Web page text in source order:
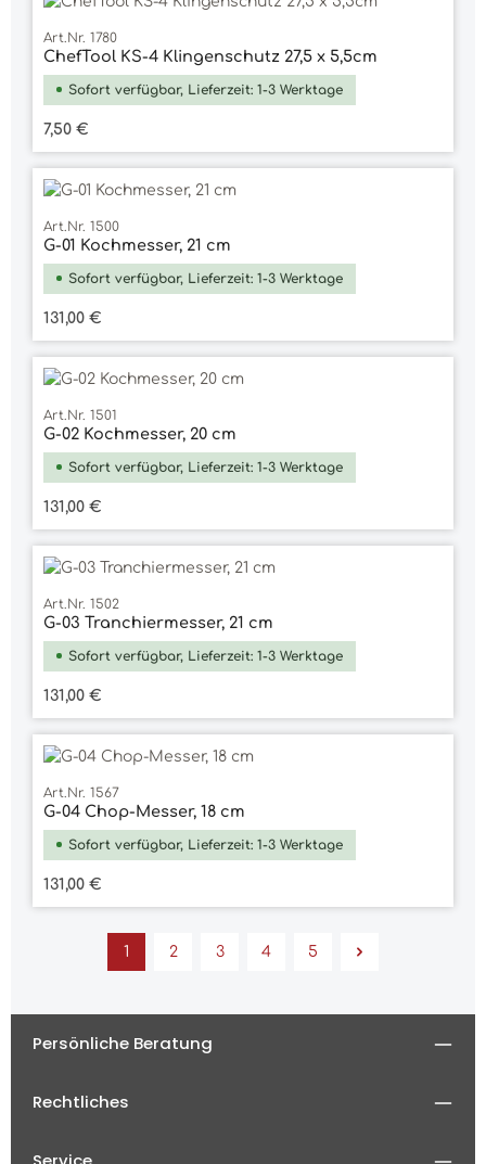
Art.Nr. 1780
ChefTool KS-4 Klingenschutz 27,5 x 5,5cm
Sofort verfügbar, Lieferzeit: 1-3 Werktage
Regulärer Preis:
7,50 €
Art.Nr. 1500
G-01 Kochmesser, 21 cm
Sofort verfügbar, Lieferzeit: 1-3 Werktage
Regulärer Preis:
131,00 €
Durchschnittliche Bewertung von 5
Art.Nr. 1501
G-02 Kochmesser, 20 cm
Sofort verfügbar, Lieferzeit: 1-3 Werktage
Regulärer Preis:
131,00 €
Art.Nr. 1502
G-03 Tranchiermesser, 21 cm
Sofort verfügbar, Lieferzeit: 1-3 Werktage
Regulärer Preis:
131,00 €
Art.Nr. 1567
G-04 Chop-Messer, 18 cm
Sofort verfügbar, Lieferzeit: 1-3 Werktage
Regulärer Preis:
131,00 €
Seite
1
Seite
2
Seite
3
Seite
4
Seite
5
Persönliche Beratung
Rechtliches